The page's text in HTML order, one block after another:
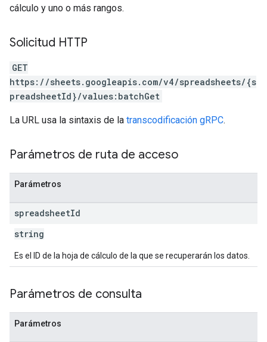
cálculo y uno o más rangos.
Solicitud HTTP
GET
https://sheets.googleapis.com/v4/spreadsheets/{s
preadsheetId}/values:batchGet
La URL usa la sintaxis de la transcodificación gRPC.
Parámetros de ruta de acceso
Parámetros
spreadsheetId
string
Es el ID de la hoja de cálculo de la que se recuperarán los datos.
Parámetros de consulta
Parámetros